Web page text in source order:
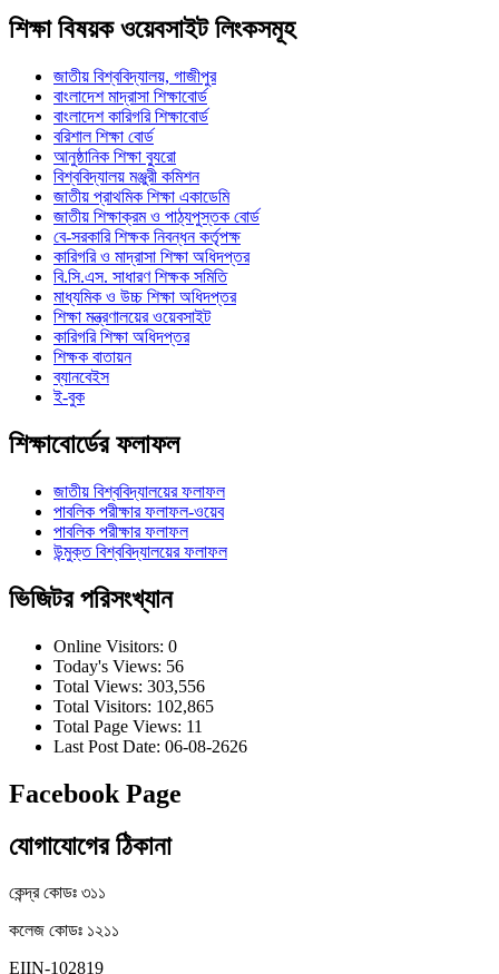
শিক্ষা বিষয়ক ওয়েবসাইট লিংকসমূহ
জাতীয় বিশ্ববিদ্যালয়, গাজীপুর
বাংলাদেশ মাদ্রাসা শিক্ষাবোর্ড
বাংলাদেশ কারিগরি শিক্ষাবোর্ড
বরিশাল শিক্ষা বোর্ড
আনুষ্ঠানিক শিক্ষা ব্যুরো
বিশ্ববিদ্যালয় মঞ্জুরী কমিশন
জাতীয় প্রাথমিক শিক্ষা একাডেমি
জাতীয় শিক্ষাক্রম ও পাঠ্যপুস্তক বোর্ড
বে-সরকারি শিক্ষক নিবন্ধন কর্তৃপক্ষ
কারিগরি ও মাদ্রাসা শিক্ষা অধিদপ্তর
বি.সি.এস. সাধারণ শিক্ষক সমিতি
মাধ্যমিক ও উচ্চ শিক্ষা অধিদপ্তর
শিক্ষা মন্ত্রণালয়ের ওয়েবসাইট
কারিগরি শিক্ষা অধিদপ্তর
শিক্ষক বাতায়ন
ব্যানবেইস
ই-বুক
শিক্ষাবোর্ডের ফলাফল
জাতীয় বিশ্ববিদ্যালয়ের ফলাফল
পাবলিক পরীক্ষার ফলাফল-ওয়েব
পাবলিক পরীক্ষার ফলাফল
উন্মুক্ত বিশ্ববিদ্যালয়ের ফলাফল
ভিজিটর পরিসংখ্যান
Online Visitors: 0
Today's Views: 56
Total Views: 303,556
Total Visitors: 102,865
Total Page Views: 11
Last Post Date: 06-08-2626
Facebook Page
যোগাযোগের ঠিকানা
কেন্দ্র কোডঃ ৩১১
কলেজ কোডঃ ১২১১
EIIN-102819